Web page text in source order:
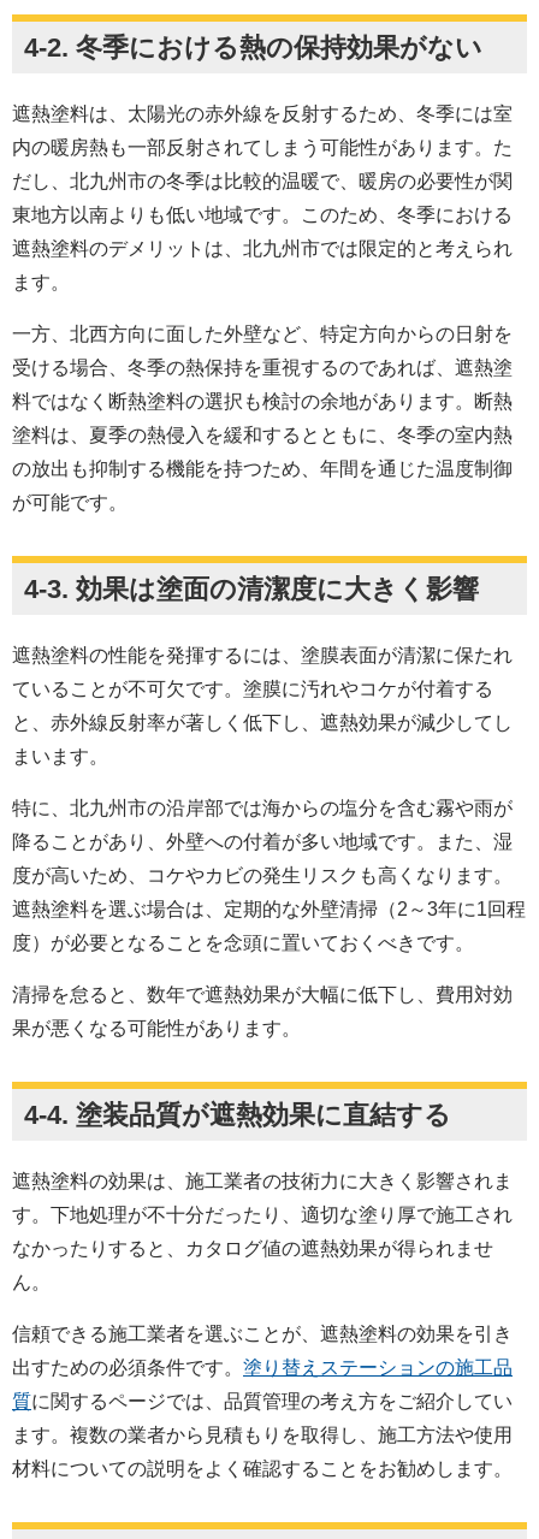
4-2. 冬季における熱の保持効果がない
遮熱塗料は、太陽光の赤外線を反射するため、冬季には室
内の暖房熱も一部反射されてしまう可能性があります。た
だし、北九州市の冬季は比較的温暖で、暖房の必要性が関
東地方以南よりも低い地域です。このため、冬季における
遮熱塗料のデメリットは、北九州市では限定的と考えられ
ます。
一方、北西方向に面した外壁など、特定方向からの日射を
受ける場合、冬季の熱保持を重視するのであれば、遮熱塗
料ではなく断熱塗料の選択も検討の余地があります。断熱
塗料は、夏季の熱侵入を緩和するとともに、冬季の室内熱
の放出も抑制する機能を持つため、年間を通じた温度制御
が可能です。
4-3. 効果は塗面の清潔度に大きく影響
遮熱塗料の性能を発揮するには、塗膜表面が清潔に保たれ
ていることが不可欠です。塗膜に汚れやコケが付着する
と、赤外線反射率が著しく低下し、遮熱効果が減少してし
まいます。
特に、北九州市の沿岸部では海からの塩分を含む霧や雨が
降ることがあり、外壁への付着が多い地域です。また、湿
度が高いため、コケやカビの発生リスクも高くなります。
遮熱塗料を選ぶ場合は、定期的な外壁清掃（2～3年に1回程
度）が必要となることを念頭に置いておくべきです。
清掃を怠ると、数年で遮熱効果が大幅に低下し、費用対効
果が悪くなる可能性があります。
4-4. 塗装品質が遮熱効果に直結する
遮熱塗料の効果は、施工業者の技術力に大きく影響されま
す。下地処理が不十分だったり、適切な塗り厚で施工され
なかったりすると、カタログ値の遮熱効果が得られませ
ん。
信頼できる施工業者を選ぶことが、遮熱塗料の効果を引き
出すための必須条件です。 塗り替えステーションの施工品
質に関するページでは、品質管理の考え方をご紹介してい
ます。複数の業者から見積もりを取得し、施工方法や使用
材料についての説明をよく確認することをお勧めします。